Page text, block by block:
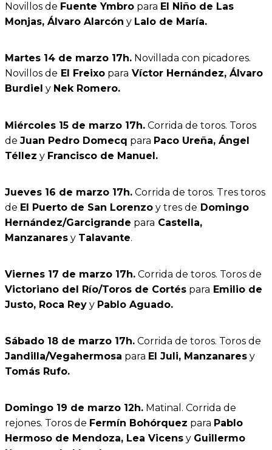
Novillos de Fuente Ymbro para El Niño de Las
Monjas, Álvaro Alarcón y Lalo de María.
Martes 14 de marzo 17h. Novillada con picadores.
Novillos de El Freixo para Víctor Hernández, Álvaro
Burdiel y Nek Romero.
Miércoles 15 de marzo 17h. Corrida de toros. Toros
de Juan Pedro Domecq para Paco Ureña, Ángel
Téllez y Francisco de Manuel.
Jueves 16 de marzo 17h. Corrida de toros. Tres toros
de El Puerto de San Lorenzo y tres de Domingo
Hernández/Garcigrande para Castella,
Manzanares y Talavante.
Viernes 17 de marzo 17h. Corrida de toros. Toros de
Victoriano del Río/Toros de Cortés para Emilio de
Justo, Roca Rey y Pablo Aguado.
Sábado 18 de marzo 17h. Corrida de toros. Toros de
Jandilla/Vegahermosa para El Juli, Manzanares y
Tomás Rufo.
Domingo 19 de marzo 12h. Matinal. Corrida de
rejones. Toros de Fermín Bohórquez para Pablo
Hermoso de Mendoza, Lea Vicens y Guillermo